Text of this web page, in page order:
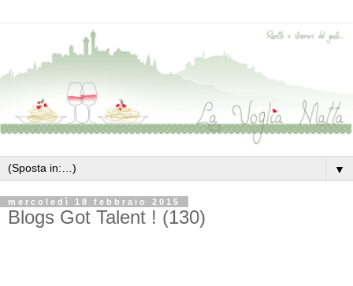
▼
mercoledì 18 febbraio 2015
Blogs Got Talent ! (130)